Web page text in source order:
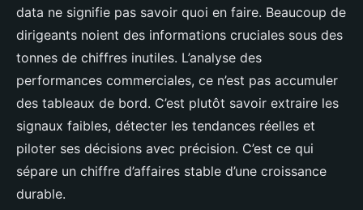
data ne signifie pas savoir quoi en faire. Beaucoup de
dirigeants noient des informations cruciales sous des
tonnes de chiffres inutiles. L’analyse des
performances commerciales, ce n’est pas accumuler
des tableaux de bord. C’est plutôt savoir extraire les
signaux faibles, détecter les tendances réelles et
piloter ses décisions avec précision. C’est ce qui
sépare un chiffre d’affaires stable d’une croissance
durable.